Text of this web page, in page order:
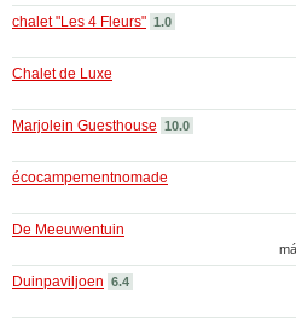
chalet "Les 4 Fleurs" 1.0
Chalet de Luxe
Marjolein Guesthouse 10.0
écocampementnomade
De Meeuwentuin
Duinpaviljoen 6.4